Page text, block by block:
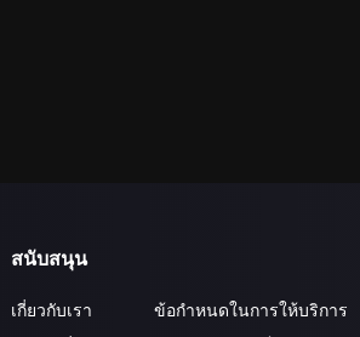
สนับสนุน
เกี่ยวกับเรา
ข้อกำหนดในการให้บริการ